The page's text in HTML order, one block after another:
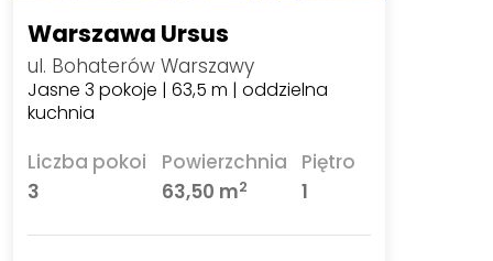
Warszawa Ursus
ul. Bohaterów Warszawy
Jasne 3 pokoje | 63,5 m | oddzielna
kuchnia
Liczba pokoi
3
Powierzchnia
63,50 m2
Piętro
1